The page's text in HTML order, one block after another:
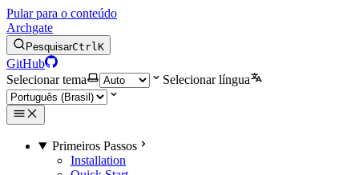
Pular para o conteúdo
Archgate
PesquisarCtrlK
GitHub
Selecionar tema
Selecionar língua
Primeiros Passos
Installation